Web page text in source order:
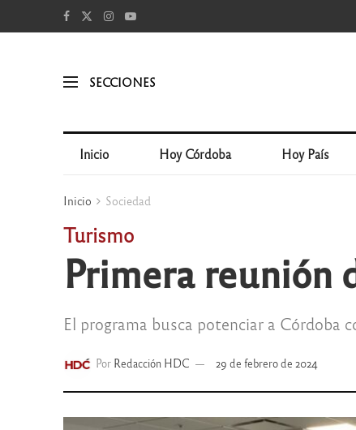
SECCIONES
Inicio Hoy Córdoba Hoy País
Inicio Sociedad
Turismo
Primera reunión
El programa busca potenciar a Córdoba
Por Redacción HDC 29 de febrero de 2024